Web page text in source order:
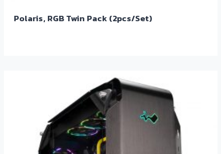
Polaris, RGB Twin Pack (2pcs/Set)